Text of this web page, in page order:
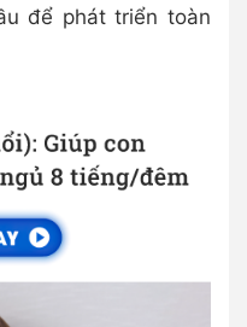
để phát triển toàn